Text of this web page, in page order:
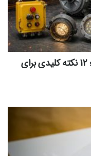
تجهیزات و قطعات آسانسور ضد انفجار؛ 12 نکته کلیدی برای